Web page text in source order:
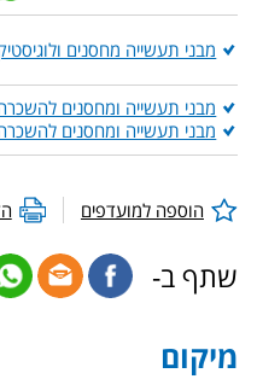
מבני תעשייה מחסנים
מבני תעשייה ומחסנים
מבני תעשייה ומחסנים
הוספה למועדפים
שתף ב-
מיקום